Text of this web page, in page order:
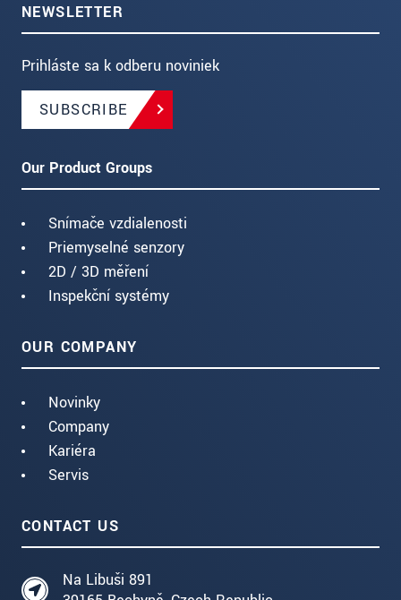
NEWSLETTER
Prihláste sa k odberu noviniek
SUBSCRIBE
Our Product Groups
Snímače vzdialenosti
Priemyselné senzory
2D / 3D měření
Inspekční systémy
OUR COMPANY
Novinky
Company
Kariéra
Servis
CONTACT US
Na Libuši 891